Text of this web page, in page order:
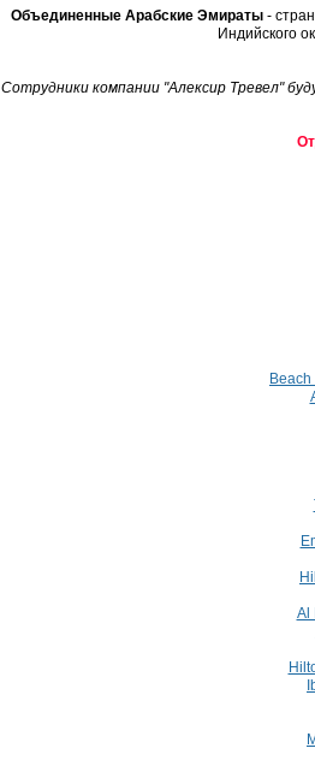
Объединенные Арабские Эмираты -
Индийского
Сотрудники компании "Алексир Тревел"
Al